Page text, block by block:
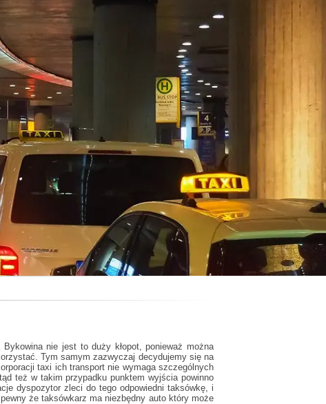
Bykowina nie jest to duży kłopot, ponieważ można
Tym samym zazwyczaj decydujemy się na
taxi ich transport nie wymaga szczególnych
też w takim przypadku punktem wyjścia powinno
dyspozytor zleci do tego odpowiedni taksówkę, i
że taksówkarz ma niezbędny auto który może